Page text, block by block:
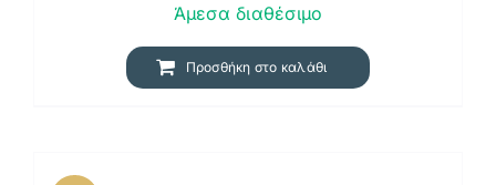
6,51 €.είναι:
6,18 €.
Άμεσα διαθέσιμο
Προσθήκη στο καλάθι